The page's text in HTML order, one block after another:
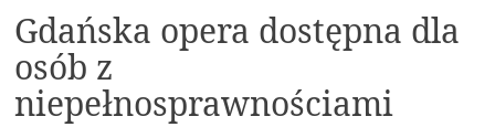
Gdańska opera dostępna dla
osób z
niepełnosprawnościami